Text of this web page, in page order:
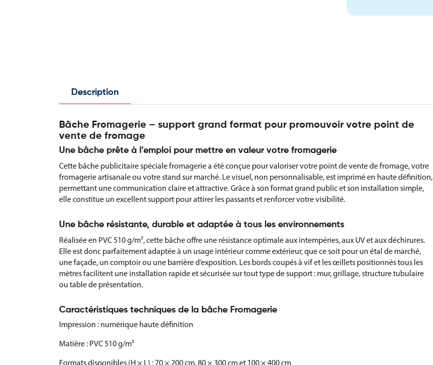
Description
Bâche Fromagerie – support grand format pour promouvoir votre point de
vente de fromage
Une bâche prête à l’emploi pour mettre en valeur votre fromagerie
Cette bâche publicitaire spéciale fromagerie a été conçue pour valoriser votre point de vente de fromage, votre
fromagerie artisanale ou votre stand sur marché. Le visuel, non personnalisable, est imprimé en haute définition,
permettant une communication claire et attractive. Grâce à son format grand public et son installation simple,
elle constitue un excellent support pour attirer les passants et renforcer votre visibilité.
Une bâche résistante, durable et adaptée à tous les environnements
Réalisée en PVC 510 g/m², cette bâche offre une résistance optimale aux intempéries, aux UV et aux déchirures.
Elle est donc parfaitement adaptée à un usage intérieur comme extérieur, que ce soit pour un étal de marché,
une façade, un comptoir ou une barrière d’exposition. Les bords coupés à vif et les œillets positionnés tous les
mètres facilitent une installation rapide et sécurisée sur tout type de support : mur, grillage, structure tubulaire
ou table de présentation.
Caractéristiques techniques de la bâche Fromagerie
Impression : numérique haute définition
Matière : PVC 510 g/m²
Formats disponibles (H × L) : 70 × 200 cm, 80 × 300 cm et 100 × 400 cm